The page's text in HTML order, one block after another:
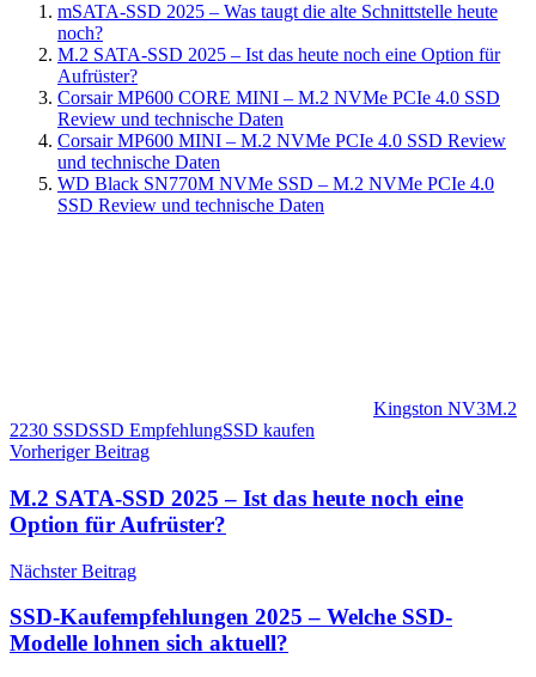
mSATA-SSD 2025 – Was taugt die alte Schnittstelle heute
noch?
M.2 SATA-SSD 2025 – Ist das heute noch eine Option für
Aufrüster?
Corsair MP600 CORE MINI – M.2 NVMe PCIe 4.0 SSD
Review und technische Daten
Corsair MP600 MINI – M.2 NVMe PCIe 4.0 SSD Review
und technische Daten
WD Black SN770M NVMe SSD – M.2 NVMe PCIe 4.0
SSD Review und technische Daten
Kingston NV3M.2
2230 SSDSSD EmpfehlungSSD kaufen
Beitragsnavigation
Vorheriger Beitrag
M.2 SATA-SSD 2025 – Ist das heute noch eine
Option für Aufrüster?
Nächster Beitrag
SSD-Kaufempfehlungen 2025 – Welche SSD-
Modelle lohnen sich aktuell?